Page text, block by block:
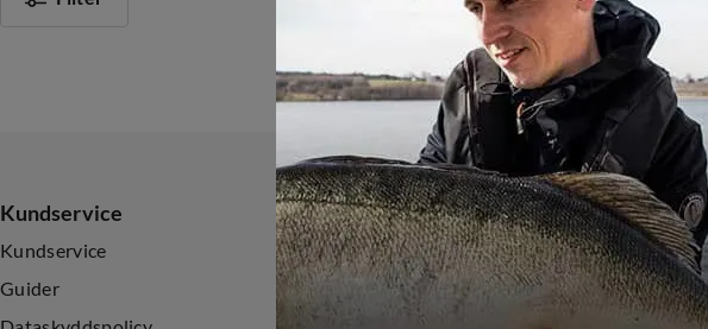
Kundservice
Kundservice
Guider
Sortiment
Nyheter
Kampanjer
Om
Om